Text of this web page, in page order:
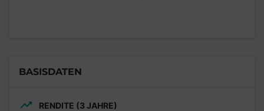
BASISDATEN
RENDITE (3 JAHRE)